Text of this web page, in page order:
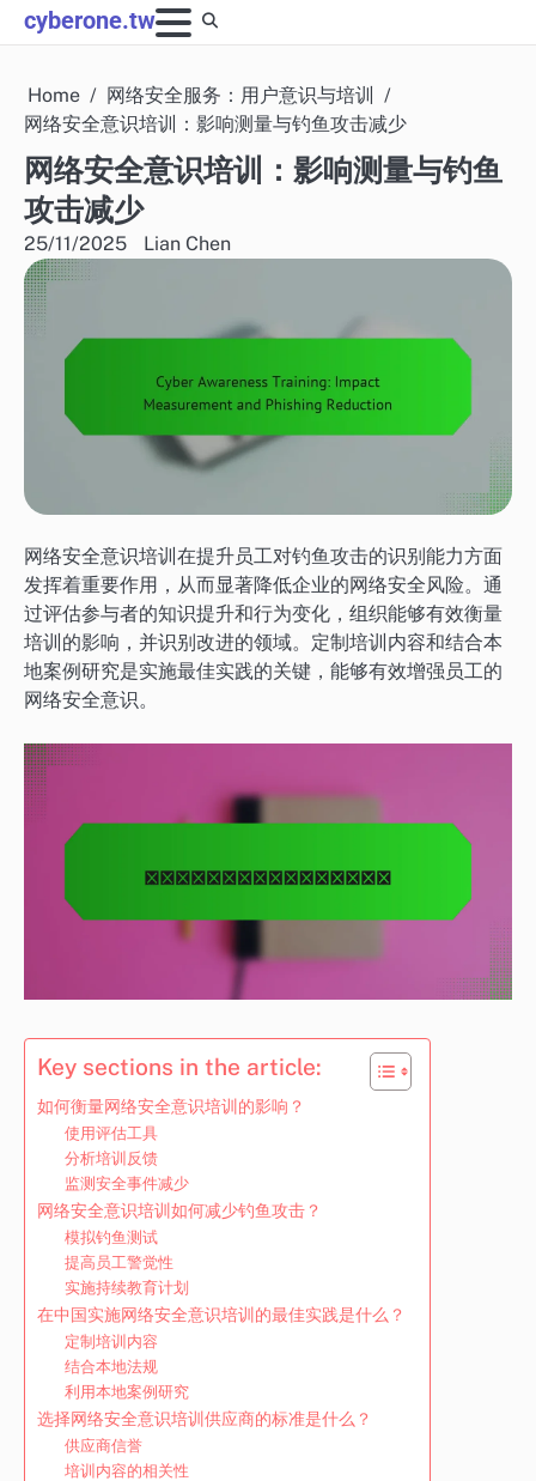
Skip
to
cyberone.tw
Home
网络安全服务：用户意识与培训
网络安全意识培训：影响测量与钓鱼攻击减少
网络安全意识培训：影响测量与钓鱼
攻击减少
25/11/2025 Lian Chen
网络安全意识培训在提升员工对钓鱼攻击的识别能力方面
发挥着重要作用，从而显著降低企业的网络安全风险。通
过评估参与者的知识提升和行为变化，组织能够有效衡量
培训的影响，并识别改进的领域。定制培训内容和结合本
地案例研究是实施最佳实践的关键，能够有效增强员工的
网络安全意识。
Key sections in the article:
如何衡量网络安全意识培训的影响？
使用评估工具
分析培训反馈
监测安全事件减少
网络安全意识培训如何减少钓鱼攻击？
模拟钓鱼测试
提高员工警觉性
实施持续教育计划
在中国实施网络安全意识培训的最佳实践是什么？
定制培训内容
结合本地法规
利用本地案例研究
选择网络安全意识培训供应商的标准是什么？
供应商信誉
培训内容的相关性